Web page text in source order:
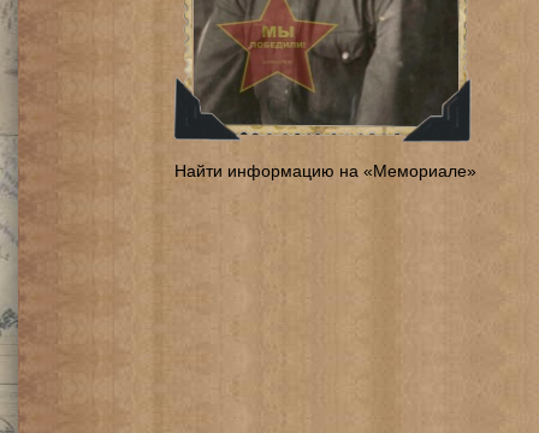
Найти информацию на «Мемориале»